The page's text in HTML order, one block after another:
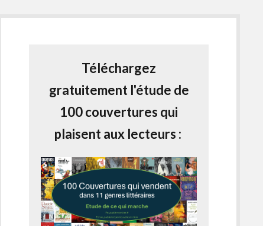
Téléchargez
gratuitement l'étude de
100 couvertures qui
plaisent aux lecteurs :